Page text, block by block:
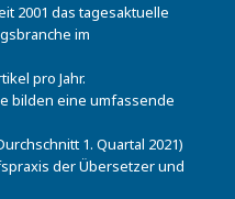
2001 das tagesaktuelle
im
pro Jahr.
bilden eine umfassende
1. Quartal 2021)
der Übersetzer und